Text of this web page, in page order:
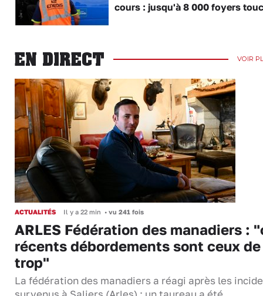
cours : jusqu'à 8 000 foyers
EN DIRECT VOIR
ACTUALITÉS Il y a 22 min • vu 241 fois
ARLES Fédération des manadiers :
récents débordements sont ceux de
trop"
La fédération des manadiers a réagi après les